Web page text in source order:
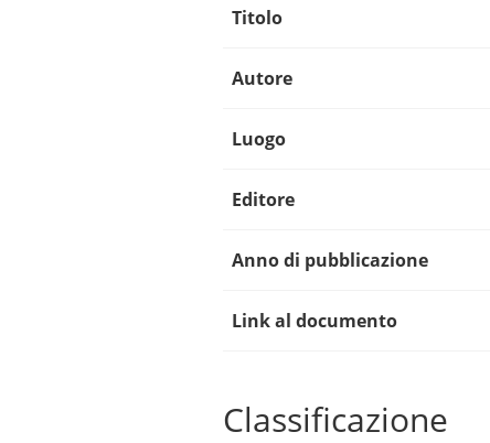
Titolo
Autore
Luogo
Editore
Anno di pubblicazione
Link al documento
Classificazione